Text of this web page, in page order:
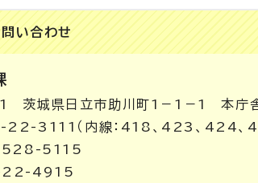
い合わせ
茨城県日立市助川町1－1－1 本庁
22-3111（内線：418、423、424、
5115
22-4915